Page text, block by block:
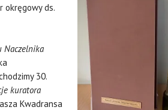
ds.
Naczelnika
30.
kuratora
Kwadransa